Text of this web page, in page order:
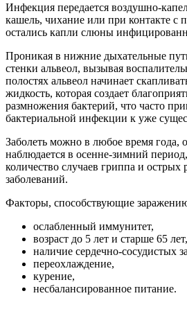
Инфекция передается воздушно-
кашель, чихание или при контакте с
остались капли слюны
Проникая в нижние дыхательные
стенки альвеол, вызывая
полостях альвеол начинает
жидкость, которая создает
размножения бактерий, что часто
бактериальной инфекции к уже
Заболеть можно в любое время года,
наблюдается в осенне-зимний
количество случаев гриппа и острых
заболеваний.
Факторы, способствующие
ослабленный иммунитет,
возраст до 5 лет и старше 65 лет,
наличие сердечно-сосудистых
переохлаждение,
курение,
несбалансированное питание.